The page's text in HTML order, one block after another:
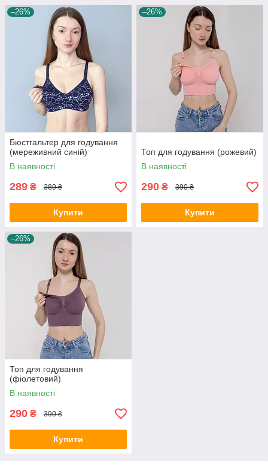
–26%
Бюстгальтер для годування
(мереживний синій)
В наявності
289 ₴ 389 ₴
Купити
–26%
Топ для годування (рожевий)
В наявності
290 ₴ 390 ₴
Купити
–26%
Топ для годування
(фіолетовий)
В наявності
290 ₴ 390 ₴
Купити